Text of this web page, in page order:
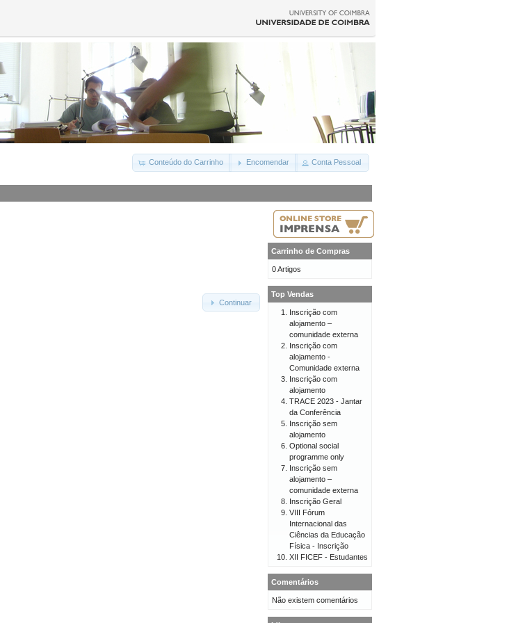
Conteúdo do Carrinho Encomendar Conta Pessoal
Continuar
Carrinho de Compras
0 Artigos
Top Vendas
Inscrição com
alojamento –
comunidade externa
Inscrição com
alojamento -
Comunidade externa
Inscrição com
alojamento
TRACE 2023 - Jantar
da Conferência
Inscrição sem
alojamento
Optional social
programme only
Inscrição sem
alojamento –
comunidade externa
Inscrição Geral
VIII Fórum
Internacional das
Ciências da Educação
Física - Inscrição
XII FICEF - Estudantes
Comentários
Não existem comentários